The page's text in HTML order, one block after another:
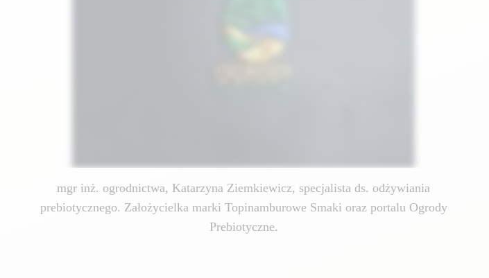
mgr inż. ogrodnictwa, Katarzyna Ziemkiewicz, specjalista ds. odżywiania
prebiotycznego. Założycielka marki Topinamburowe Smaki oraz portalu Ogrody
Prebiotyczne.